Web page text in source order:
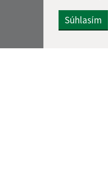
Súhlasím